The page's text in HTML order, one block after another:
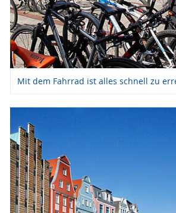
Mit dem Fahrrad ist alles schnell zu